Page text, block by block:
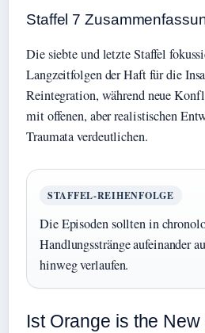
Staffel 7
Die siebte und letzte Staffel
Langzeitfolgen der Haft für die
Reintegration, während neue
mit offenen, aber realistischen
Traumata verdeutlichen.
STAFFEL-REIHENFOLGE
Die Episoden sollten in
Handlungsstränge aufeinander
hinweg verlaufen.
Ist Orange is the